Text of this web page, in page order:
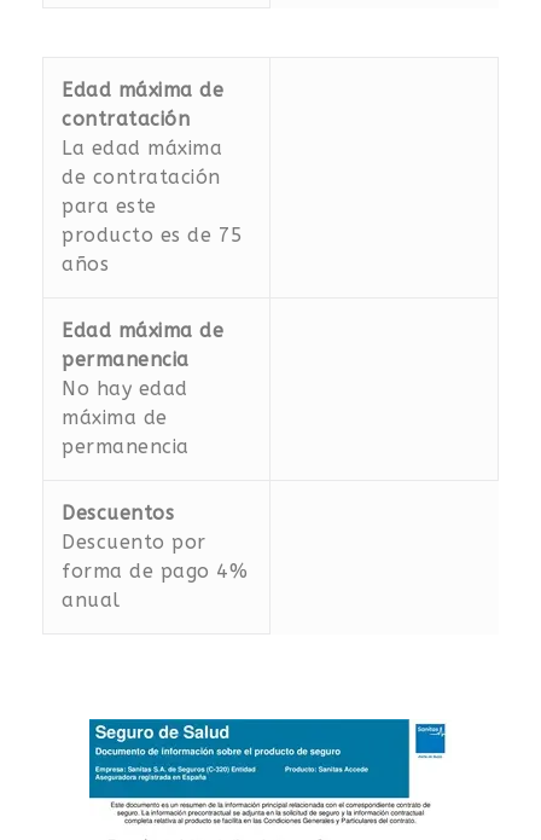
Edad máxima de
contratación
La edad máxima
de contratación
para este
producto es de 75
años
Edad máxima de
permanencia
No hay edad
máxima de
permanencia
Descuentos
Descuento por
forma de pago 4%
anual